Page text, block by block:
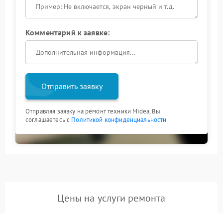
Комментарий к заявке:
Отправить заявку
Отправляя заявку на ремонт техники Midea, Вы
соглашаетесь с Политикой конфиденциальности
Цены на услуги ремонта